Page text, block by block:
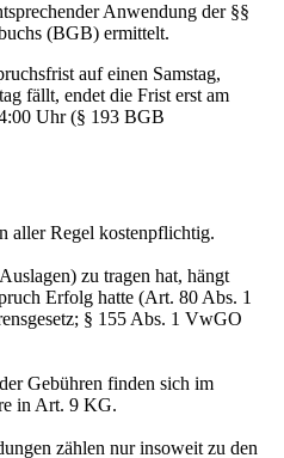
Anwendung der §§
(BGB) ermittelt.
auf einen Samstag,
fällt, endet die Frist erst am
Uhr (§ 193 BGB
aller Regel kostenpflichtig.
zu tragen hat, hängt
Erfolg hatte (Art. 80 Abs. 1
§ 155 Abs. 1 VwGO
Gebühren finden sich im
in Art. 9 KG.
zählen nur insoweit zu den